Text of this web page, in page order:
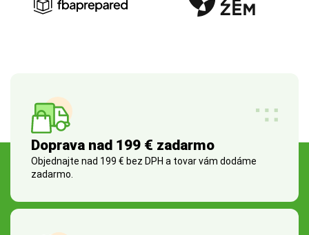
Doprava nad 199 € zadarmo
Objednajte nad 199 € bez DPH a tovar vám dodáme
zadarmo.